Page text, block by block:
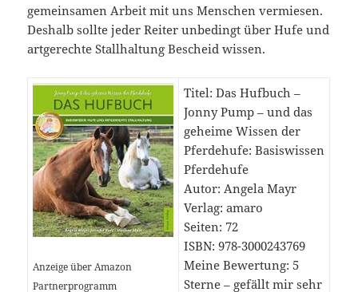
gemeinsamen Arbeit mit uns Menschen vermiesen.
Deshalb sollte jeder Reiter unbedingt über Hufe und
artgerechte Stallhaltung Bescheid wissen.
Anzeige über Amazon
Partnerprogramm
Titel: Das Hufbuch –
Jonny Pump – und das
geheime Wissen der
Pferdehufe: Basiswissen
Pferdehufe
Autor: Angela Mayr
Verlag: amaro
Seiten: 72
ISBN: 978-3000243769
Meine Bewertung: 5
Sterne – gefällt mir sehr